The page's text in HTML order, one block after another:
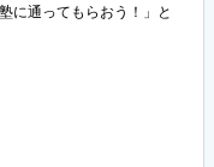
に通ってもらおう！」と